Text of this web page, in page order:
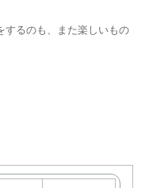
するのも、また楽しいもの